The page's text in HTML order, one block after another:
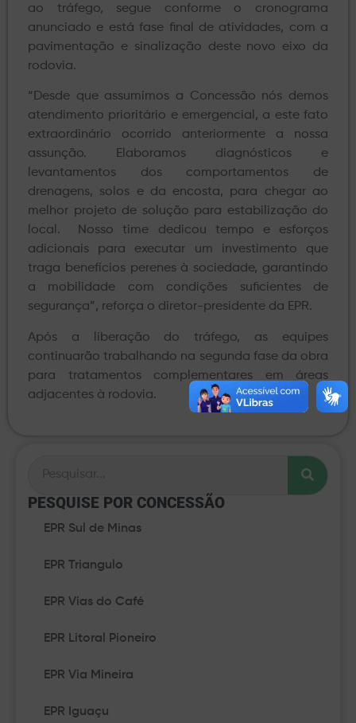
PESQUISE POR CONCESSÃO​
EPR Sul de Minas
EPR Triangulo
EPR Vias do Café
EPR Litoral Pioneiro
EPR Via Mineira
EPR Iguaçu
ao tráfego, segue conforme o cronograma
anunciado e está fase final de atividades, com a
pavimentação e sinalização deste novo eixo da
rodovia.
“Desde que assumimos a Concessão nós demos
atendimento prioritário e emergencial, a este fato
extraordinário ocorrido anteriormente a nossa
assunção. Elaboramos diagnósticos e
levantamentos dos comportamentos de
drenagens, solos e da encosta, para chegar ao
melhor projeto de solução para estabilização do
local. Nosso time dedicou tempo e esforços
adicionais para executar um investimento que
traga benefícios perenes à sociedade, garantindo
a mobilidade com condições suficientes de
segurança”, reforça o diretor-presidente da EPR.
Após a liberação do tráfego, as equipes
continuarão trabalhando na segunda fase da obra
para tratamentos complementares em áreas
adjacentes à rodovia.